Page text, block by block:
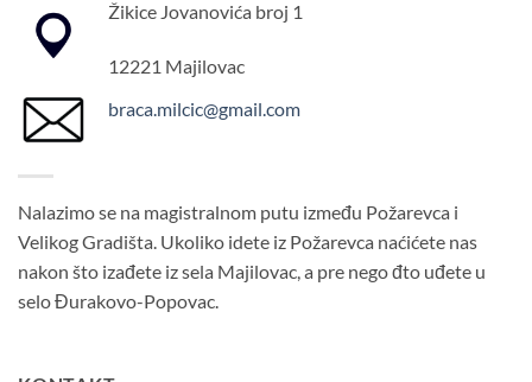
Žikice Jovanovića broj 1
12221 Majilovac
braca.milcic@gmail.com
Nalazimo se na magistralnom putu između Požarevca i
Velikog Gradišta. Ukoliko idete iz Požarevca naćićete nas
nakon što izađete iz sela Majilovac, a pre nego đto uđete u
selo Đurakovo-Popovac.